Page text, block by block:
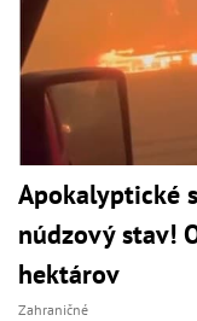
Apokalyptické
núdzový stav!
hektárov
Zahraničné